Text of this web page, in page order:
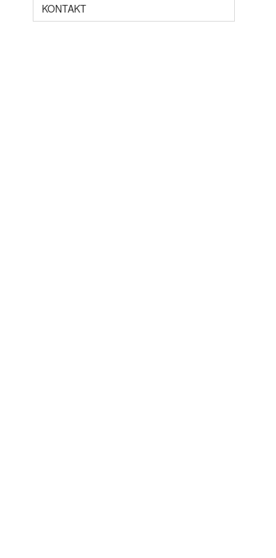
KONTAKT